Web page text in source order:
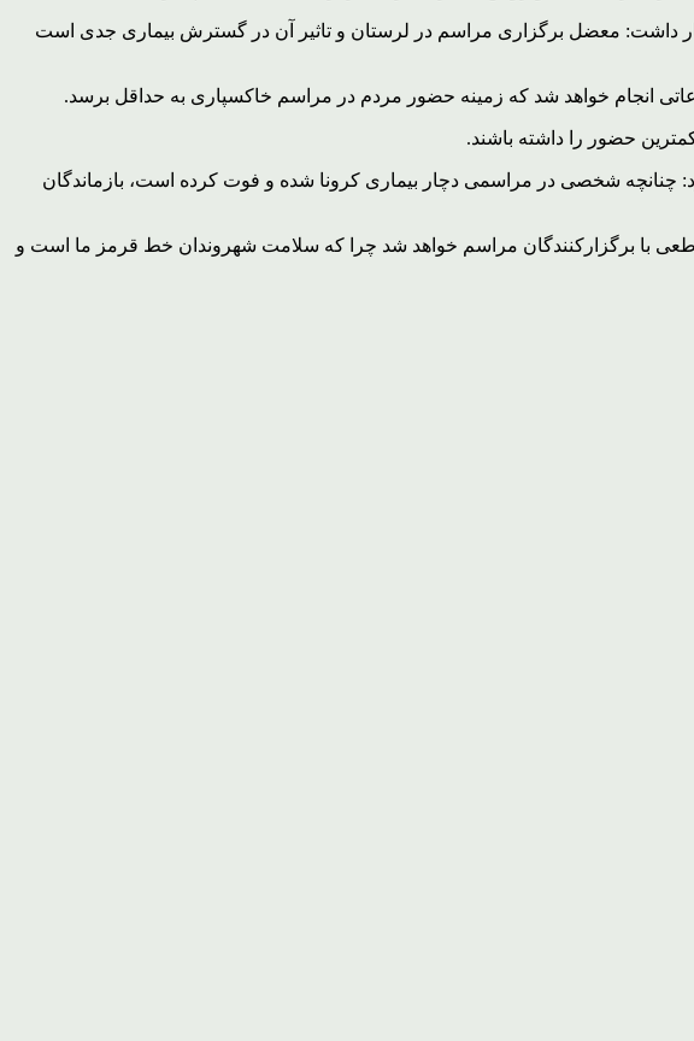
داشت: معضل برگزاری مراسم در لرستان و تاثیر آن در گسترش بیماری جدی است
انجام خواهد شد که زمینه حضور مردم در مراسم خاکسپاری به حداقل برسد.
حضور را داشته باشند.
شخصی در مراسمی دچار بیماری کرونا شده و فوت کرده است، بازماندگان
با برگزارکنندگان مراسم خواهد شد چرا که سلامت شهروندان خط قرمز ما است و